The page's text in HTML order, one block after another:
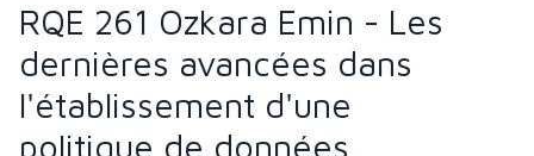
RQE 261 Ozkara Emin - Les
dernières avancées dans
l'établissement d'une
politique de données